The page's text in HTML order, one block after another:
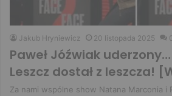
Jakub Hryniewicz 20 listopada 2025
Paweł Jóźwiak
Leszcz dostał z leszcza!
Za nami wspólne show Natana Marconia i